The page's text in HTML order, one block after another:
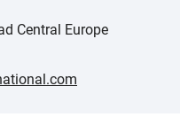
Central Europe